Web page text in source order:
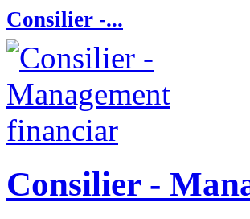
Consilier -...
Consilier -